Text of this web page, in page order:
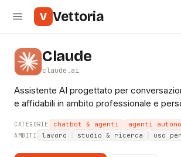
V Vettoria
Claude
claude.ai
Assistente AI progettato per
e affidabili in ambito professionale e
CATEGORIE chatbot & agenti agenti
AMBITI lavoro studio & ricerca uso